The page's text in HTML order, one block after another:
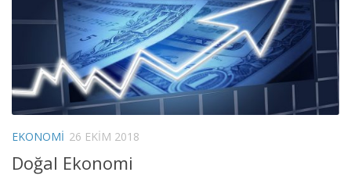
EKONOMI 26 EKIM 2018
Doğal Ekonomi